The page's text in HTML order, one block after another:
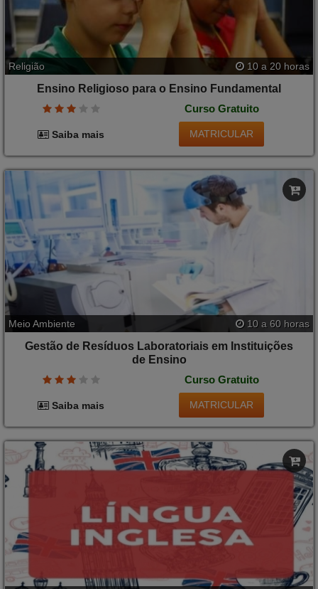
Religião 10 a 20 horas
Ensino Religioso para o Ensino Fundamental
Curso Gratuito
Saiba mais MATRICULAR
Meio Ambiente 10 a 60 horas
Gestão de Resíduos Laboratoriais em Instituições
de Ensino
Curso Gratuito
Saiba mais MATRICULAR